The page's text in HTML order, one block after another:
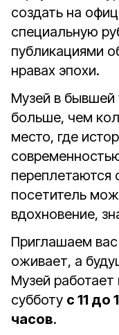
создать на
специальную
публикациями
нравах эпохи.
Музей в бывшей
больше, чем
место, где
переплетаются
посетитель
вдохновение,
Приглашаем
оживает, а
Музей работает
субботу с 11 до
часов.